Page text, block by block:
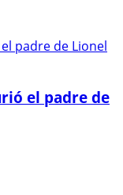
el padre de